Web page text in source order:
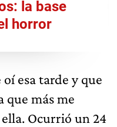
la base
horror
oí esa tarde y que
que más me
Ocurrió un 24